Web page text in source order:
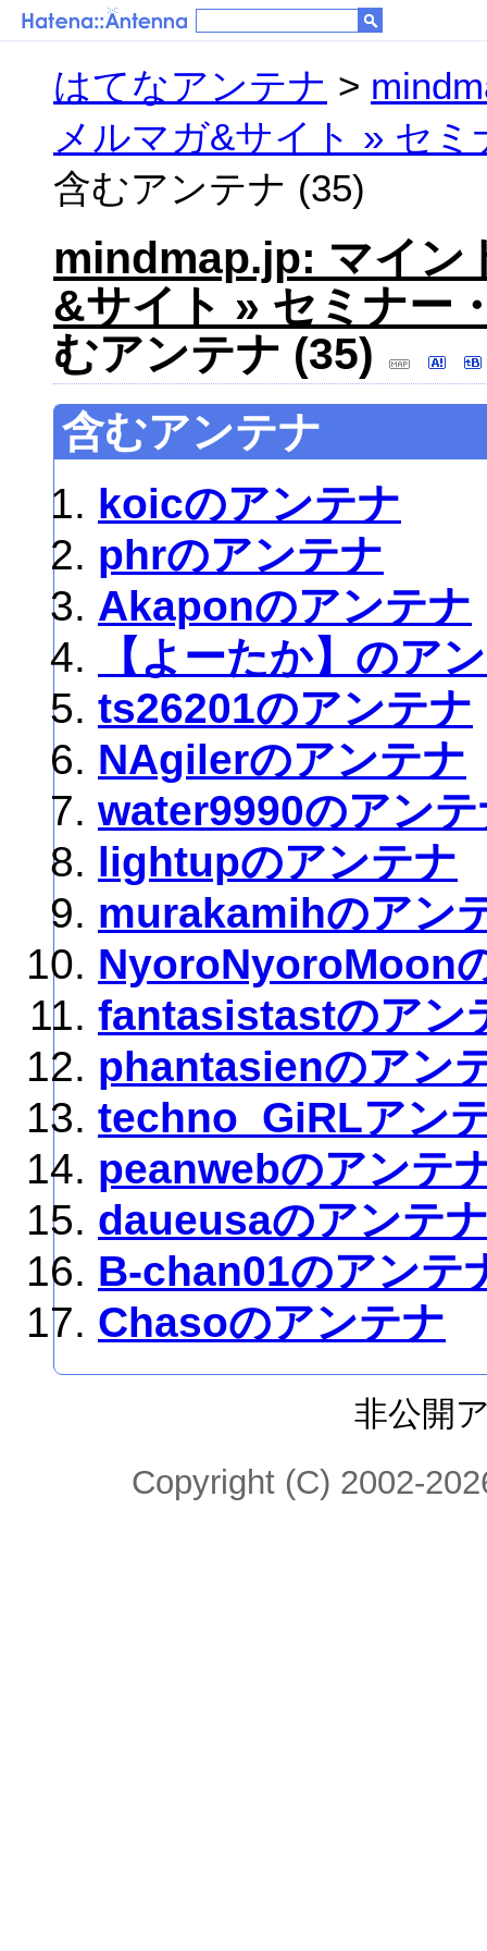
はてなアンテナ >
メルマガ&サイト » セ
含むアンテナ (35)
mindmap.jp: マイン
&サイト » セミナー
むアンテナ (35)
含むアンテナ
koicのアンテナ
phrのアンテナ
Akaponのアンテナ
【よーたか】のア
ts26201のアンテナ
NAgilerのアンテナ
water9990のアン
lightupのアンテナ
murakamihのアン
NyoroNyoroMoon
fantasistastのアン
phantasienのアン
techno_GiRLアン
peanwebのアンテ
daueusaのアンテ
B-chan01のアンテ
Chasoのアンテナ
非公開
Copyright (C) 2002-